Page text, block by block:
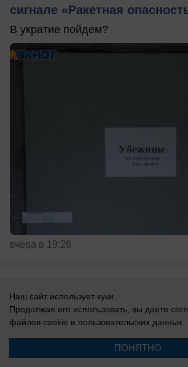
сигнале «Ракетная
В укратие пойдем?
вчера в 19:26
«Вместе мы победим рак»:
Волжского выступил на
конференции эндоскопистов
Проходит в Волжском
Наш сайт использует куки.
Продолжая его использовать, вы даете
файлов cookie и пользовательских данных.
ПОНЯТНО